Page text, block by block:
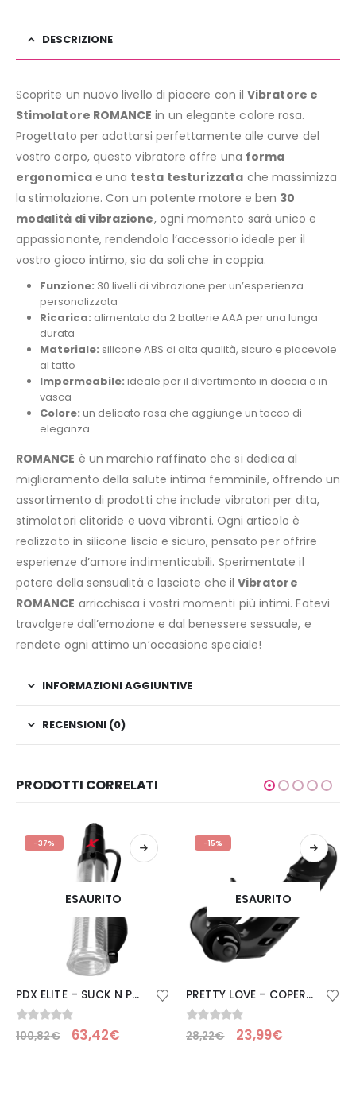
DESCRIZIONE
Scoprite un nuovo livello di piacere con ilVibratore e
Stimolatore ROMANCE in un elegante colore rosa.
Progettato per adattarsi perfettamente alle curve del
vostro corpo, questo vibratore offre una forma
ergonomicae una testa testurizzata che massimizza
la stimolazione. Con un potente motore e ben 30
modalità di vibrazione, ogni momento sarà unico e
appassionante, rendendolo l’accessorio ideale per il
vostro gioco intimo, sia da soli che in coppia.
Funzione: 30 livelli di vibrazione per un’esperienza
personalizzata
Ricarica: alimentato da 2 batterie AAA per una lunga
durata
Materiale: silicone ABS di alta qualità, sicuro e piacevole
al tatto
Impermeabile: ideale per il divertimento in doccia o in
vasca
Colore: un delicato rosa che aggiunge un tocco di
eleganza
ROMANCE è un marchio raffinato che si dedica al
miglioramento della salute intima femminile, offrendo un
assortimento di prodotti che include vibratori per dita,
stimolatori clitoride e uova vibranti. Ogni articolo è
realizzato in silicone liscio e sicuro, pensato per offrire
esperienze d’amore indimenticabili. Sperimentate il
potere della sensualità e lasciate che il Vibratore
ROMANCE arricchisca i vostri momenti più intimi. Fatevi
travolgere dall’emozione e dal benessere sessuale, e
rendete ogni attimo un’occasione speciale!
INFORMAZIONI AGGIUNTIVE
RECENSIONI (0)
PRODOTTI CORRELATI
-37%
ESAURITO
PDX ELITE – SUCK N POMPA STROKER
0Su 5
100,82€ 63,42€
-15%
ESAURITO
PRETTY LOVE – COPERTURA PER DITA VIBRATORE CORBIN NERA
0Su 5
28,22€ 23,99€